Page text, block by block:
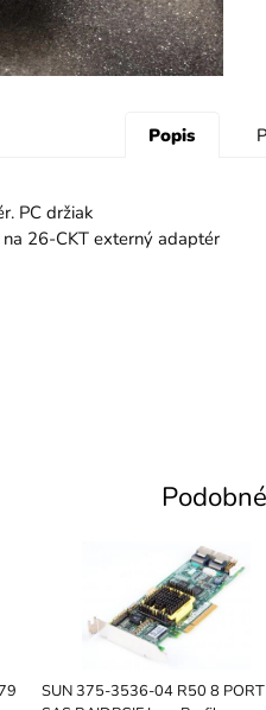
Popis
PC držiak
26-CKT externý adaptér
SUN 375-3536-04 R50 8 PORT